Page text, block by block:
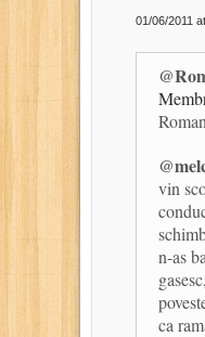
01/06/2011
vin
n-as
ca